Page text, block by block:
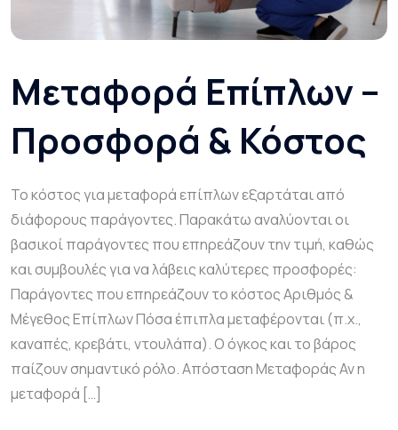
Μεταφορά Επίπλων –
Προσφορά & Κόστος
Το κόστος για μεταφορά επίπλων εξαρτάται από
διάφορους παράγοντες. Παρακάτω αναλύονται οι
βασικοί παράγοντες που επηρεάζουν την τιμή, καθώς
και συμβουλές για να λάβεις καλύτερες προσφορές:
Παράγοντες που επηρεάζουν το κόστος Αριθμός &
Μέγεθος Επίπλων Πόσα έπιπλα μεταφέρονται (π.χ.,
καναπές, κρεβάτι, ντουλάπα). Ο όγκος και το βάρος
παίζουν σημαντικό ρόλο. Απόσταση Μεταφοράς Αν η
μεταφορά […]